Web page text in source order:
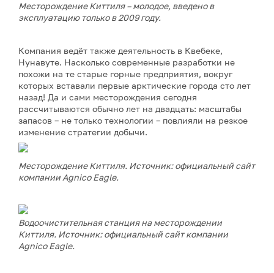
Месторождение Киттиля – молодое, введено в
эксплуатацию только в 2009 году.
Компания ведёт также деятельность в Квебеке,
Нунавуте. Насколько современные разработки не
похожи на те старые горные предприятия, вокруг
которых вставали первые арктические города сто лет
назад! Да и сами месторождения сегодня
рассчитываются обычно лет на двадцать: масштабы
запасов – не только технологии – повлияли на резкое
изменение стратегии добычи.
Месторождение Киттиля. Источник: официальный сайт
компании Agnico Eagle.
Водоочистительная станция на месторождении
Киттиля. Источник: официальный сайт компании
Agnico Eagle.